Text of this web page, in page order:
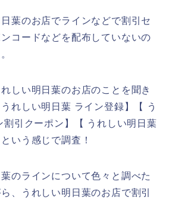
葉のお店でラインなどで割引セ
コードなどを配布していないの
しい明日葉のお店のことを聞き
れしい明日葉 ライン登録】【 う
割引クーポン】【 うれしい明日葉
いう感じで調査！
のラインについて色々と調べた
、うれしい明日葉のお店で割引